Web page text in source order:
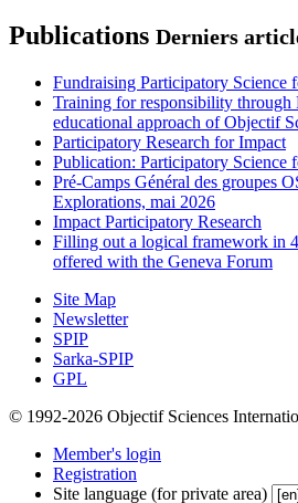
Publications Derniers
Fundraising Participatory Science
Training for responsibility through
educational approach of Objectif
Participatory Research for Impact
Publication: Participatory Science
Pré-Camps Général des groupes
Explorations, mai 2026
Impact Participatory Research
Filling out a logical framework in
offered with the Geneva Forum
Site Map
Newsletter
SPIP
Sarka-SPIP
GPL
© 1992-2026 Objectif Sciences
Member's login
Registration
Site language (for private area)